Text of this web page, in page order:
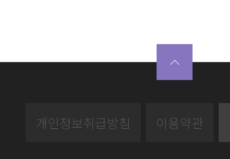
개인정보취급방침 이용약관